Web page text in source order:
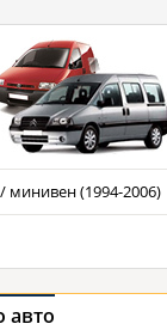
минивен (1994-2006)
авто